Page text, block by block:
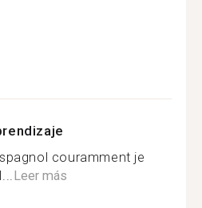
couramment je
Leer más